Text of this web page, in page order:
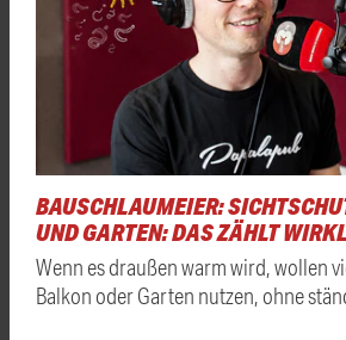
BAUSCHLAUMEIER:
UND GARTEN: DAS ZÄHLT
Wenn es draußen warm wird, wollen
Balkon oder Garten nutzen, ohne